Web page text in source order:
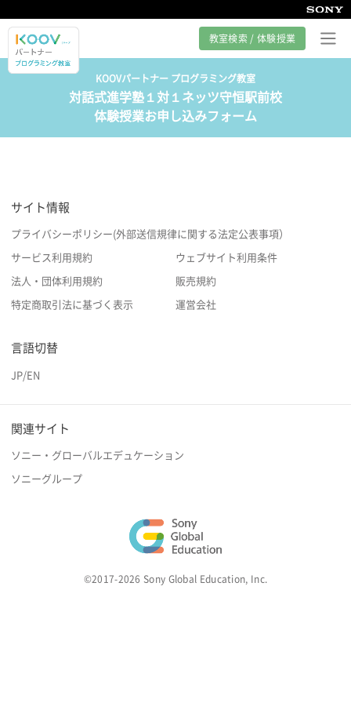
教室検索 / 体験授業
プログラミング教室とは
カリキュラム紹介
サポート
KOOVパートナー プログラミング教室
対話式進学塾１対１ネッツ守恒駅前校
体験授業お申し込みフォーム
サイト情報
プライバシーポリシー(外部送信規律に関する法定公表事項）
サービス利用規約 ウェブサイト利用条件
法人・団体利用規約 販売規約
特定商取引法に基づく表示 運営会社
言語切替
JP/EN
関連サイト
ソニー・グローバルエデュケーション
ソニーグループ
©2017-2026 Sony Global Education, Inc.